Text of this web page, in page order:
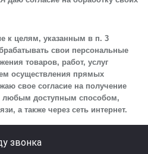
Обществу на обработку
а именно: имени, отчества,
(включая номер телефона
адреса, сведений
предпочтениях
услугам, IP-адреса,
посетителя сайта,
к целям, указанным в п. 3
свои персональные
товаров, работ, услуг
осуществления прямых
свое согласие на получение
любым доступным способом,
а также через сеть интернет.
звонка